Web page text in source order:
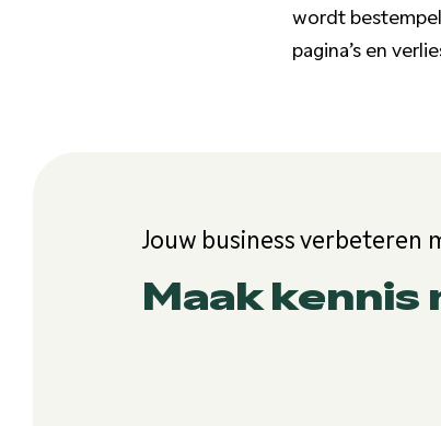
wordt
pagina’s en
Jouw business verbeteren
Maak kennis